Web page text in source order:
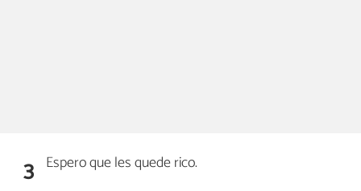
3 Espero que les quede rico.